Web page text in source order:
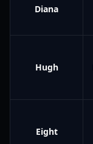
Diana
Hugh
Eight